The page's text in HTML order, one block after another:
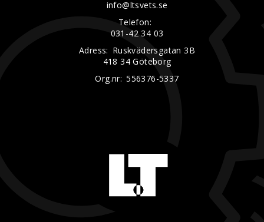
info@ltsvets.se
Telefon:
031-42 34 03
Adress: Ruskvädersgatan 3B
418 34 Göteborg
Org.nr: 556376-5337